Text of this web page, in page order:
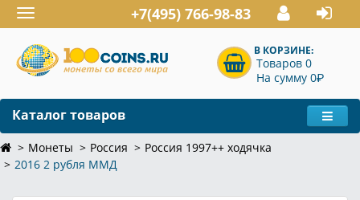
Toggle
navigation
+7(495) 766-98-83
В КОРЗИНЕ:
Товаров 0
На сумму 0P
Каталог товаров
Монеты Россия
Россия 1997++ ходячка
2016 2 рубля ММД